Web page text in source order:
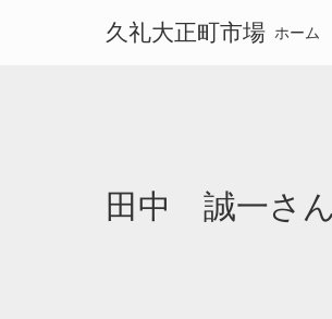
久礼大正町市場 ホーム
田中 誠一さ